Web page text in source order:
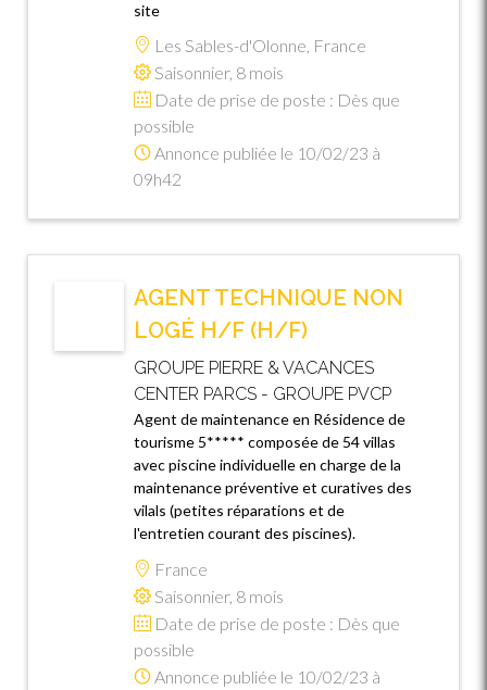
site
Les Sables-d'Olonne, France
Saisonnier, 8 mois
Date de prise de poste : Dès que
possible
Annonce publiée le 10/02/23 à
09h42
AGENT TECHNIQUE NON
LOGÉ H/F (H/F)
GROUPE PIERRE & VACANCES
CENTER PARCS - GROUPE PVCP
Agent de maintenance en Résidence de
tourisme 5***** composée de 54 villas
avec piscine individuelle en charge de la
maintenance préventive et curatives des
vilals (petites réparations et de
l'entretien courant des piscines).
France
Saisonnier, 8 mois
Date de prise de poste : Dès que
possible
Annonce publiée le 10/02/23 à